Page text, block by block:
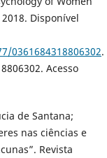
Disponível
0361684318806302.
Acesso
de Santana;
nas ciências e
Revista